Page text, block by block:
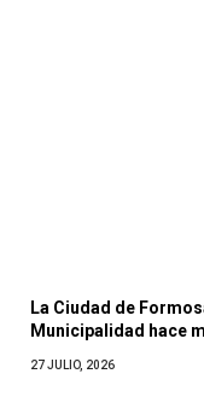
La Ciudad de
Municipalidad hace
27 JULIO, 2026